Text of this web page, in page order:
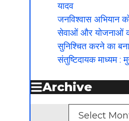
यादव
जनविश्वास अभियान
सेवाओं और योजनाओं
सुनिश्चित करने का
संतुष्टिदायक माध्यम :
Archive